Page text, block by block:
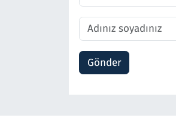
Gönder